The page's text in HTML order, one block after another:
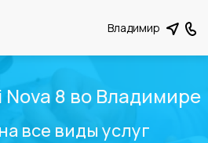
Владимир
8 во Владимире
все виды услуг